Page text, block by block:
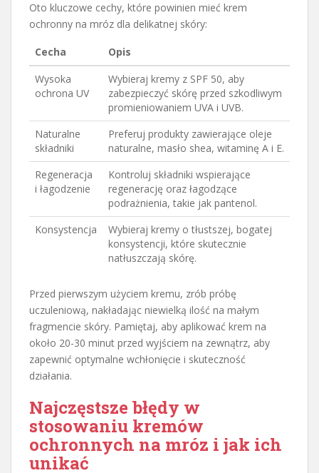
Oto kluczowe cechy, które powinien mieć krem
ochronny na mróz dla delikatnej skóry:
Cecha
Opis
Wysoka
ochrona UV
Wybieraj kremy z SPF 50, aby
zabezpieczyć skórę przed szkodliwym
promieniowaniem UVA i UVB.
Naturalne
składniki
Preferuj produkty zawierające oleje
naturalne, masło shea, witaminę A i E.
Regeneracja
i łagodzenie
Kontroluj składniki wspierające
regenerację oraz łagodzące
podrażnienia, takie jak pantenol.
Konsystencja
Wybieraj kremy o tłustszej, bogatej
konsystencji, które skutecznie
natłuszczają skórę.
Przed pierwszym użyciem kremu, zrób próbę
uczuleniową, nakładając niewielką ilość na małym
fragmencie skóry. Pamiętaj, aby aplikować krem na
około 20-30 minut przed wyjściem na zewnątrz, aby
zapewnić optymalne wchłonięcie i skuteczność
działania.
Najczęstsze błędy w
stosowaniu kremów
ochronnych na mróz i jak ich
unikać